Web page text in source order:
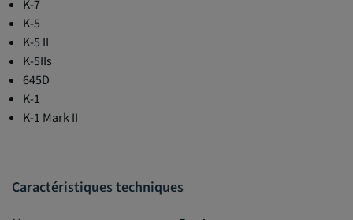
K-7
K-5
K-5 II
K-5IIs
645D
K-1
K-1 Mark II
Caractéristiques techniques